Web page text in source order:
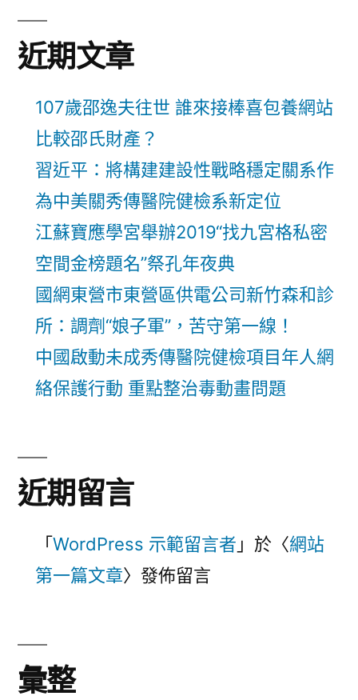
近期文章
107歲邵逸夫往世 誰來接棒喜包養網站
比較邵氏財產？
習近平：將構建建設性戰略穩定關系作
為中美關秀傳醫院健檢系新定位
江蘇寶應學宮舉辦2019“找九宮格私密
空間金榜題名”祭孔年夜典
國網東營市東營區供電公司新竹森和診
所：調劑“娘子軍”，苦守第一線！
中國啟動未成秀傳醫院健檢項目年人網
絡保護行動 重點整治毒動畫問題
近期留言
「 WordPress 示範留言者 」於〈網站
第一篇文章〉發佈留言
彙整